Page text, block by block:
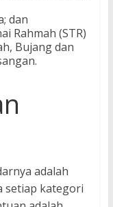
dan
Rahmah (STR)
Bujang dan
adalah
setiap kategori